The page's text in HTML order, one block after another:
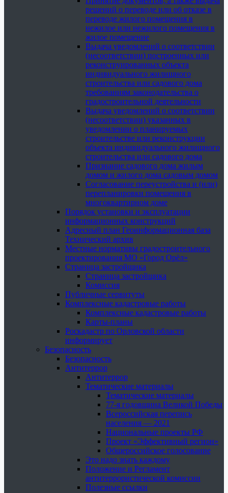
решений о переводе или об отказе в
переводе жилого помещения в
нежилое или нежилого помещения в
жилое помещение
Выдача уведомлений о соответствии
(несоответствии) построенных или
реконструированных объекта
индивидуального жилищного
строительства или садового дома
требованиям законодательства о
градостроительной деятельности
Выдача уведомлений о соответствии
(несоответствии) указанных в
уведомлении о планируемых
строительстве или реконструкции
объекта индивидуального жилищного
строительства или садового дома
Признание садового дома жилым
домом и жилого дома садовым домом
Согласование переустройства и (или)
перепланировки помещения в
многоквартирном доме
Порядок установки и эксплуатации
информационных конструкций
Адресный план Геоинформационная база
Технический архив
Местные нормативы градостроительного
проектирования МО «Город Орёл»
Страница застройщика
Страница застройщика
Комиссия
Публичные сервитуты
Комплексные кадастровые работы
Комплексные кадастровые работы
Карты-планы
Роскадастр по Орловской области
информирует
Безопасность
Безопасность
Антитеррор
Антитеррор
Тематические материалы
Тематические материалы
77-я годовщина Великой Победы
Всероссийская перепись
населения — 2021
Национальные проекты РФ
Проект «Эффективный регион»
Общероссийское голосование
Это надо знать каждому
Положение и Регламент
антитеррористической комиссии
Полезные ссылки